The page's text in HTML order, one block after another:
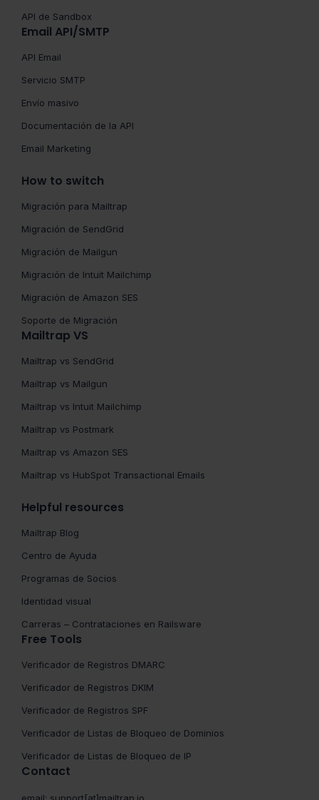
API de Sandbox
Email API/SMTP
API Email
Servicio SMTP
Envío masivo
Documentación de la API
Email Marketing
How to switch
Migración para Mailtrap
Migración de SendGrid
Migración de Mailgun
Migración de Intuit Mailchimp
Migración de Amazon SES
Soporte de Migración
Mailtrap VS
Mailtrap vs SendGrid
Mailtrap vs Mailgun
Mailtrap vs Intuit Mailchimp
Mailtrap vs Postmark
Mailtrap vs Amazon SES
Mailtrap vs HubSpot Transactional Emails
Helpful resources
Mailtrap Blog
Centro de Ayuda
Programas de Socios
Identidad visual
Carreras – Contrataciones en Railsware
Free Tools
Verificador de Registros DMARC
Verificador de Registros DKIM
Verificador de Registros SPF
Verificador de Listas de Bloqueo de Dominios
Verificador de Listas de Bloqueo de IP
Contact